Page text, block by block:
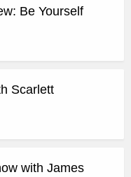
Be Yourself
Scarlett
with James